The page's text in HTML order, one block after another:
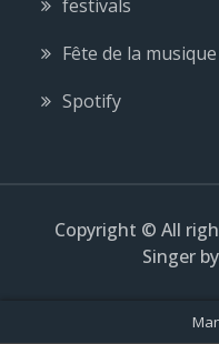
festivals
Fête de la musique
Spotify
Copyright © All
Singer by